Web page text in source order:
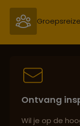
Persoonlijk
Ontvang
Wil je op de